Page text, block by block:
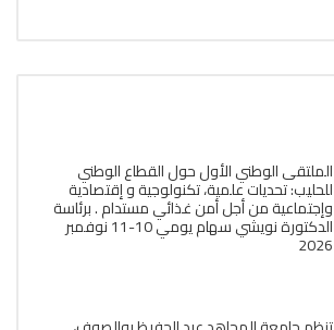
الملتقى الوطني الأول حول القطاع الوطني
للحليب: تحديات علمية، تكنولوجية و إقتصادية
وإجتماعية من أجل أمن غذائي مستدام . برئاسة
الدكتورة نويشي سهام يومي 10-11 نوفمبر
2026